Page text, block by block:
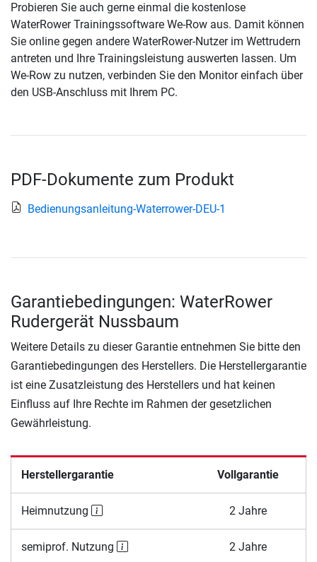
Probieren Sie auch gerne einmal die kostenlose
WaterRower Trainingssoftware We-Row aus. Damit können
Sie online gegen andere WaterRower-Nutzer im Wettrudern
antreten und Ihre Trainingsleistung auswerten lassen. Um
We-Row zu nutzen, verbinden Sie den Monitor einfach über
den USB-Anschluss mit Ihrem PC.
PDF-Dokumente zum Produkt
Bedienungsanleitung-Waterrower-DEU-1
Garantiebedingungen: WaterRower
Rudergerät Nussbaum
Weitere Details zu dieser Garantie entnehmen Sie bitte den
Garantiebedingungen des Herstellers. Die Herstellergarantie
ist eine Zusatzleistung des Herstellers und hat keinen
Einfluss auf Ihre Rechte im Rahmen der gesetzlichen
Gewährleistung.
Herstellergarantie Vollgarantie
Heimnutzung 2 Jahre
semiprof. Nutzung 2 Jahre